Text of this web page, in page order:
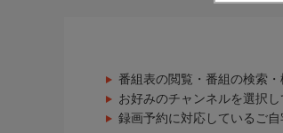
番組表の閲覧・番組の検索
お好みのチャンネルを選択
録画予約に対応しているご